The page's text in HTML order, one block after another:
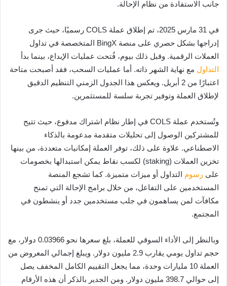
جانب الاستفادة من نظام الإحالة.
في 31 مارس 2025، تم إطلاق عملة COLS رسميًا، حيث جرى
إدراجها بشكل حصري على منصة BingX المتخصصة في تداول
العملات الرقمية. وقبل ذلك بيوم، فُتحت عمليات الإيداع، بينما بدأ
التداول مع نهاية الشهر ذاته. أما عمليات السحب، فقد أصبحت متاحة
اعتبارًا من 2 أبريل. ويعكس هذا الجدول الزمني التنظيم الدقيق
لإطلاق العملة وتوفير تجربة سلسة للمستثمرين.
وتُستخدم عملة COLS في إطار نظام اشتراك مدفوع، حيث تتيح
للمشتركين الوصول إلى تحليلات متقدمة مدعومة بالذكاء
الاصطناعي. علاوة على ذلك، توفر العملة إمكانيات متعددة، من بينها
تخزين العملات (staking) لكسب نقاط يمكن استبدالها بخصومات
على رسوم التداول أو ميزات متميزة. كما تشجع المنصة
المستخدمين على التفاعل، من خلال برامج الإحالة التي تمنح
مكافآت لمن يساهمون في جلب مستخدمين جدد أو ينشطون في
المجتمع.
وبالنظر إلى الأداء السوقي للعملة، بلغ سعرها نحو 0.03966 دولار، مع
حجم تداول يومي يقارب 2.9 مليون دولار. ويبلغ إجمالي المعروض من
العملة 10 مليارات وحدة، مما يجعل التقييم الكامل المخفف يصل
إلى حوالي 398.7 مليون دولار. ومن الجدير بالذكر أن هذه الأرقام